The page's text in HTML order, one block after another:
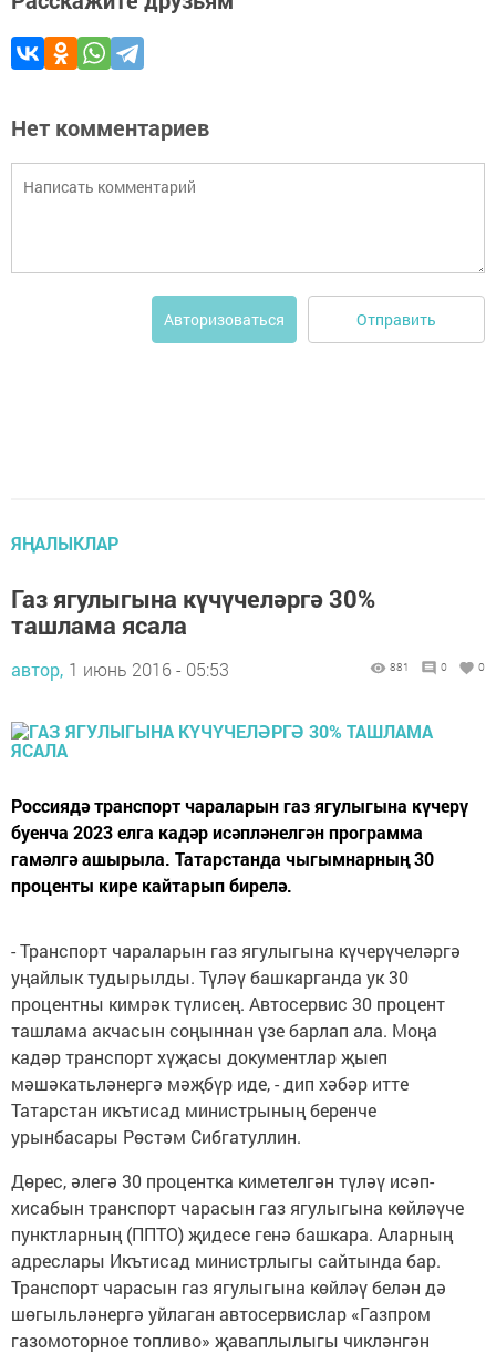
Нет комментариев
Авторизоваться Отправить
ЯҢАЛЫКЛАР
Газ ягулыгына күчүчеләргә 30%
ташлама ясала
автор, 1 июнь 2016 - 05:53 881 0 0
Россиядә транспорт чараларын газ ягулыгына күчерү
буенча 2023 елга кадәр исәпләнелгән программа
гамәлгә ашырыла. Татарстанда чыгымнарның 30
проценты кире кайтарып бирелә.
- Транспорт чараларын газ ягулыгына күчерүчеләргә
уңайлык тудырылды. Түләү башкарганда ук 30
процентны кимрәк түлисең. Автосервис 30 процент
ташлама акчасын соңыннан үзе барлап ала. Моңа
кадәр транспорт хүҗасы документлар җыеп
мәшәкатьләнергә мәҗбүр иде, - дип хәбәр итте
Татарстан икътисад министрының беренче
урынбасары Рөстәм Сибгатуллин.
Дөрес, әлегә 30 процентка киметелгән түләү исәп-
хисабын транспорт чарасын газ ягулыгына көйләүче
пунктларның (ППТО) җидесе генә башкара. Аларның
адреслары Икътисад министрлыгы сайтында бар.
Транспорт чарасын газ ягулыгына көйләү белән дә
шөгыльләнергә уйлаган автосервислар «Газпром
газомоторное топливо» җаваплылыгы чикләнгән